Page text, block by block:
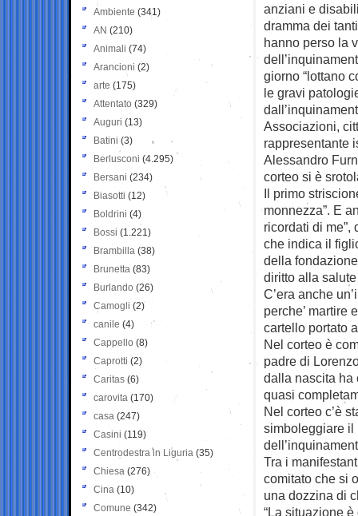
anziani e
dramma dei
hanno perso la
giorno “lottano
le gravi
Associazioni,
rappresentante
Alessandro
corteo si è
Il primo
monnezza”. E
ricordati di
che indica il
della
diritto alla
C’era anche
perche’ martire
cartello portato
Nel corteo è
padre di
dalla nascita ha
quasi
Nel corteo c’è
simboleggiare il
Tra i
comitato che si
una dozzina di
“La situazione
Ambiente (341)
AN (210)
Animali (74)
Arancioni (2)
arte (175)
Attentato (329)
Auguri (13)
Batini (3)
Berlusconi (4.295)
Bersani (234)
Biasotti (12)
Boldrini (4)
Bossi (1.221)
Brambilla (38)
Brunetta (83)
Burlando (26)
Camogli (2)
canile (4)
Cappello (8)
Caprotti (2)
Caritas (6)
carovita (170)
casa (247)
Casini (119)
Centrodestra in Liguria (35)
Chiesa (276)
Cina (10)
Comune (342)